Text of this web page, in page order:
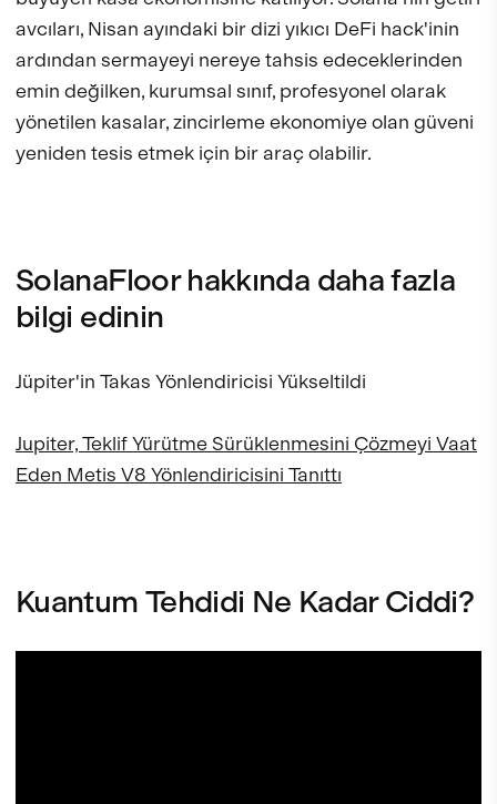
avcıları, Nisan ayındaki bir dizi yıkıcı DeFi hack'inin
ardından sermayeyi nereye tahsis edeceklerinden
emin değilken, kurumsal sınıf, profesyonel olarak
yönetilen kasalar, zincirleme ekonomiye olan güveni
yeniden tesis etmek için bir araç olabilir.
SolanaFloor hakkında daha fazla
bilgi edinin
Jüpiter'in Takas Yönlendiricisi Yükseltildi
Jupiter, Teklif Yürütme Sürüklenmesini Çözmeyi Vaat
Eden Metis V8 Yönlendiricisini Tanıttı
Kuantum Tehdidi Ne Kadar Ciddi?